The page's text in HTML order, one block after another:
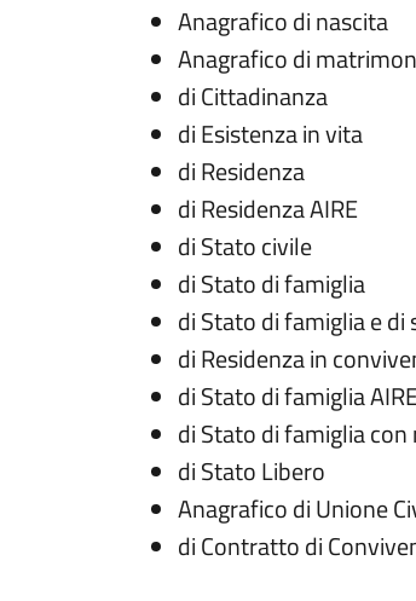
Anagrafico di nascita
Anagrafico di
di Cittadinanza
di Esistenza in vita
di Residenza
di Residenza AIRE
di Stato civile
di Stato di famiglia
di Stato di famiglia e di
di Residenza in
di Stato di famiglia
di Stato di famiglia
di Stato Libero
Anagrafico di Unione
di Contratto di